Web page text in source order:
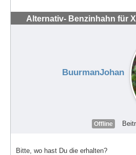
Alternativ- Benzinhahn für
BuurmanJohan
Offline
Bitte, wo hast Du die erhalten?